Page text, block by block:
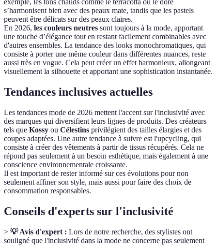
exemple, les tons chauds comme le terracotta ou le doré
s’harmonisent bien avec des peaux mate, tandis que les pastels
peuvent être délicats sur des peaux claires.
En 2026, les couleurs neutres sont toujours à la mode, apportant
une touche d’élégance tout en restant facilement combinables avec
d'autres ensembles. La tendance des looks monochromatiques, qui
consiste à porter une même couleur dans différentes nuances, reste
aussi très en vogue. Cela peut créer un effet harmonieux, allongeant
visuellement la silhouette et apportant une sophistication instantanée.
Tendances inclusives actuelles
Les tendances mode de 2026 mettent l'accent sur l'inclusivité avec
des marques qui diversifient leurs lignes de produits. Des créateurs
tels que Kossy ou Célestins privilégient des tailles élargies et des
coupes adaptées. Une autre tendance à suivre est l'upcycling, qui
consiste à créer des vêtements à partir de tissus récupérés. Cela ne
répond pas seulement à un besoin esthétique, mais également à une
conscience environnementale croissante.
Il est important de rester informé sur ces évolutions pour non
seulement affiner son style, mais aussi pour faire des choix de
consommation responsables.
Conseils d'experts sur l'inclusivité
> 💡 Avis d'expert : Lors de notre recherche, des stylistes ont
souligné que l'inclusivité dans la mode ne concerne pas seulement